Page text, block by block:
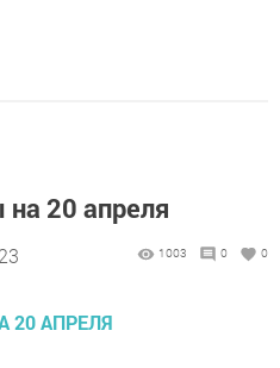
20 апреля
1003 0 0